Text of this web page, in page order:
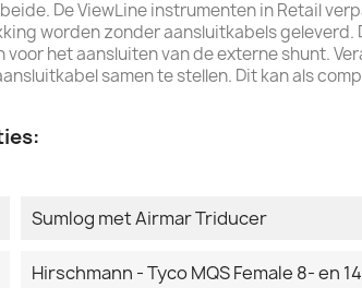
De ViewLine instrumenten in Retail
worden zonder aansluitkabels
het aansluiten van de externe shunt.
samen te stellen. Dit kan als
Sumlog met Airmar Triducer
Hirschmann - Tyco MQS Female 8- en